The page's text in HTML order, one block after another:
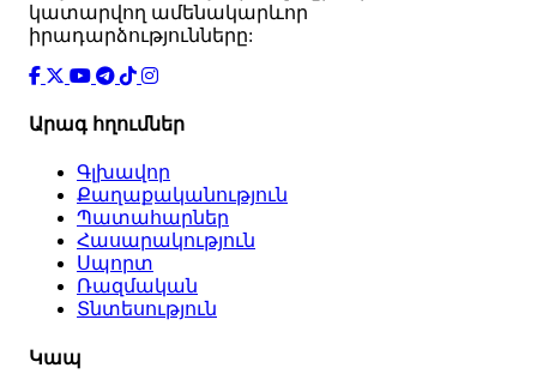
կատարվող ամենակարևոր
իրադարձությունները:
Արագ հղումներ
Գլխավոր
Քաղաքականություն
Պատահարներ
Հասարակություն
Սպորտ
Ռազմական
Տնտեսություն
Կապ